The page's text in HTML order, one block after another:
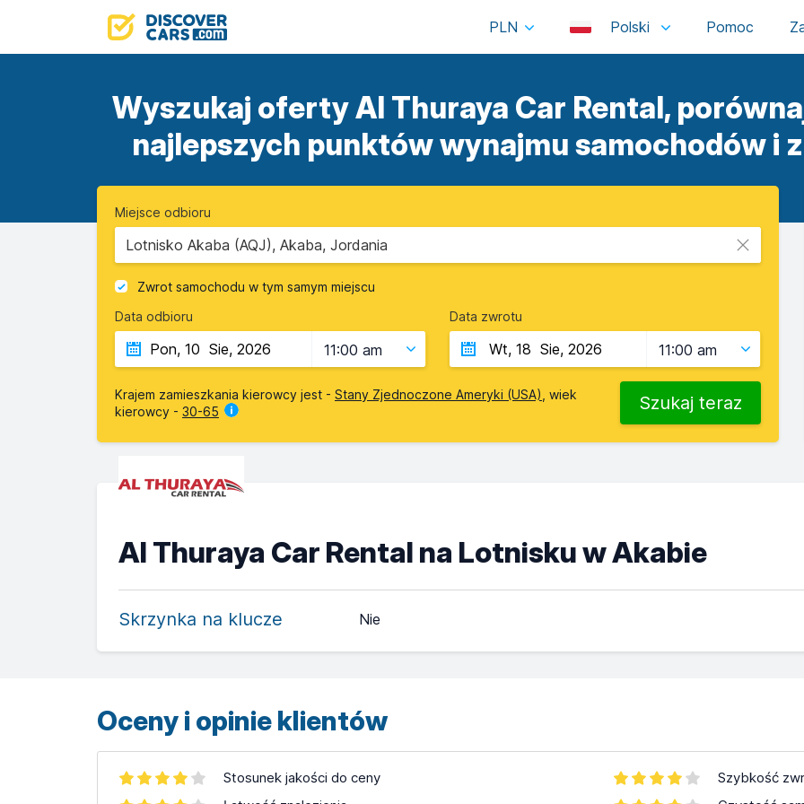
PLN Polski
Wyszukaj oferty Al Thuraya Car Rental,
najlepszych punktów wynajmu samochodów i
Miejsce odbioru
Lotnisko Akaba (AQJ), Akaba, Jordania
Zwrot samochodu w tym samym miejscu
Data odbioru
11:00 am
Data zwrotu
11:00 am
Krajem zamieszkania kierowcy jest - Stany Zjednoczone Ameryki (USA) , wiek
kierowcy - 30-65 Szukaj teraz
Al Thuraya Car Rental na Lotnisku w Akabie
Skrzynka na klucze Nie
Oceny i opinie klientów
Stosunek jakości do ceny
Szybkość